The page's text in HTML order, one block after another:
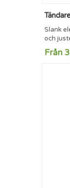
Slank
och
med
Från